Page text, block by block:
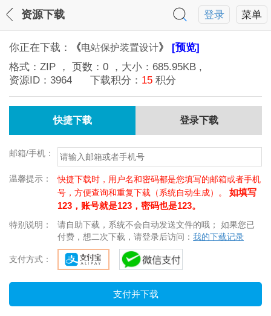
菜单
登录
资源下载
你正在下载： 《电站保护装置设计》 [预览]
格式： ZIP ， 页数： 0 ，大小： 685.95KB ,
资源ID： 3964 下载积分： 15 积分
快捷下载 登录下载
邮箱/手机：
温馨提示：
快捷下载时，用户名和密码都是您填写的邮箱或者手机
号，方便查询和重复下载（系统自动生成）。 如填写
123，账号就是123，密码也是123。
特别说明：
请自助下载，系统不会自动发送文件的哦； 如果您已
付费，想二次下载，请登录后访问： 我的下载记录
支付方式：